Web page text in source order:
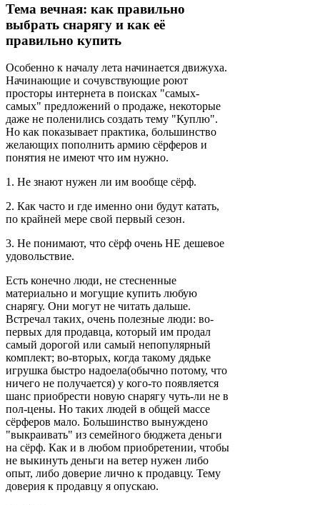
Тема вечная: как правильно
выбрать снарягу и как её
правильно купить
Особенно к началу лета начинается движуха.
Начинающие и сочувствующие роют
просторы интернета в поисках "самых-
самых" предложений о продаже, некоторые
даже не поленились создать тему "Куплю".
Но как показывает практика, большинство
желающих пополнить армию сёрферов и
понятия не имеют что им нужно.
1. Не знают нужен ли им вообще сёрф.
2. Как часто и где именно они будут катать,
по крайней мере свой первый сезон.
3. Не понимают, что сёрф очень НЕ дешевое
удовольствие.
Есть конечно люди, не стесненные
материально и могущие купить любую
снарягу. Они могут не читать дальше.
Встречал таких, очень полезные люди: во-
первых для продавца, который им продал
самый дорогой или самый непопулярный
комплект; во-вторых, когда такому дядьке
игрушка быстро надоела(обычно потому, что
ничего не получается) у кого-то появляется
шанс приобрести новую снарягу чуть-ли не в
пол-цены. Но таких людей в общей массе
сёрферов мало. Большинство вынуждено
"выкраивать" из семейного бюджета деньги
на сёрф. Как и в любом приобретении, чтобы
не выкинуть деньги на ветер нужен либо
опыт, либо доверие лично к продавцу. Тему
доверия к продавцу я опускаю.